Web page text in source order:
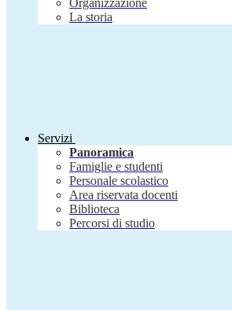
Organizzazione
La storia
Servizi
Panoramica
Famiglie e studenti
Personale scolastico
Area riservata docenti
Biblioteca
Percorsi di studio